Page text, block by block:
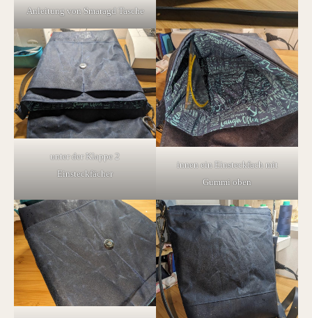
Anleitung von Smaragd Tasche
unter der Klappe 2
Einsteckfächer
innen ein Einsteckfach mit
Gummi oben